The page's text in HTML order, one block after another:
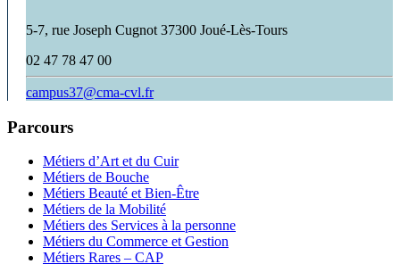
5-7, rue Joseph Cugnot 37300 Joué-Lès-Tours
02 47 78 47 00
campus37@cma-cvl.fr
Parcours
Métiers d’Art et du Cuir
Métiers de Bouche
Métiers Beauté et Bien-Être
Métiers de la Mobilité
Métiers des Services à la personne
Métiers du Commerce et Gestion
Métiers Rares – CAP